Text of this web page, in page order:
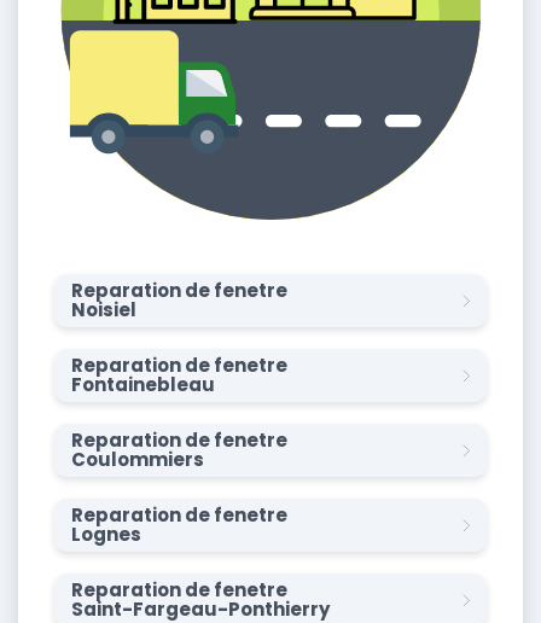
Reparation de fenetre
Noisiel
Reparation de fenetre
Fontainebleau
Reparation de fenetre
Coulommiers
Reparation de fenetre
Lognes
Reparation de fenetre
Saint-Fargeau-Ponthierry